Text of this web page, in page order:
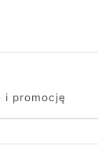
i promocję